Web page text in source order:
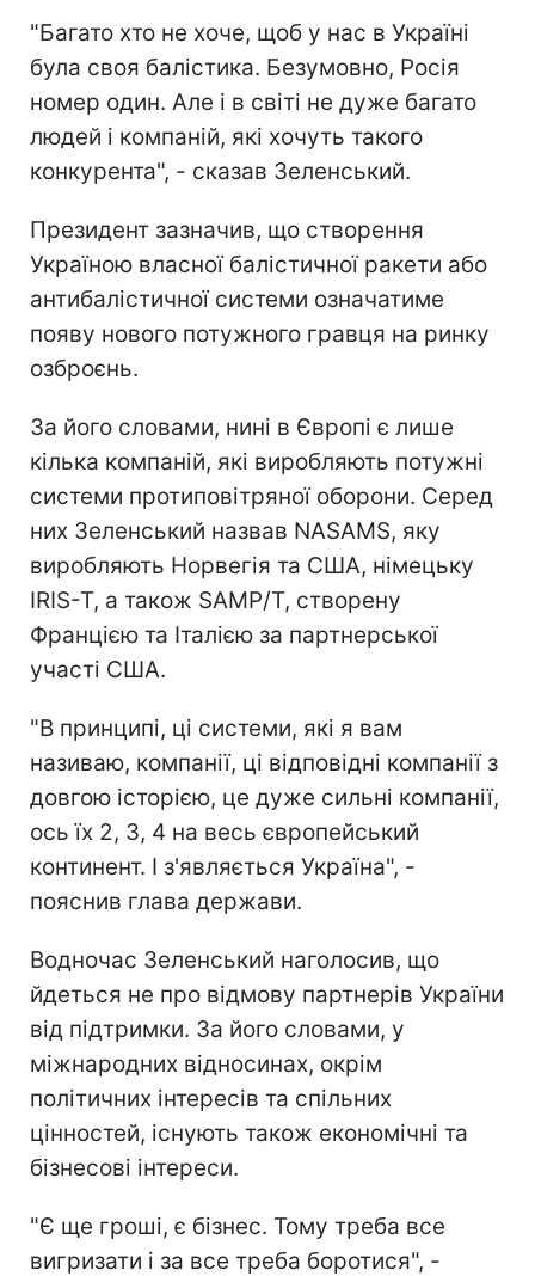
"Багато хто не хоче, щоб у нас в Україні
була своя балістика. Безумовно, Росія
номер один. Але і в світі не дуже багато
людей і компаній, які хочуть такого
конкурента", - сказав Зеленський.
Президент зазначив, що створення
Україною власної балістичної ракети або
антибалістичної системи означатиме
появу нового потужного гравця на ринку
озброєнь.
За його словами, нині в Європі є лише
кілька компаній, які виробляють потужні
системи протиповітряної оборони. Серед
них Зеленський назвав NASAMS, яку
виробляють Норвегія та США, німецьку
IRIS-T, а також SAMP/T, створену
Францією та Італією за партнерської
участі США.
"В принципі, ці системи, які я вам
називаю, компанії, ці відповідні компанії з
довгою історією, це дуже сильні компанії,
ось їх 2, 3, 4 на весь європейський
континент. І з'являється Україна", -
пояснив глава держави.
Водночас Зеленський наголосив, що
йдеться не про відмову партнерів України
від підтримки. За його словами, у
міжнародних відносинах, окрім
політичних інтересів та спільних
цінностей, існують також економічні та
бізнесові інтереси.
"Є ще гроші, є бізнес. Тому треба все
вигризати і за все треба боротися", -